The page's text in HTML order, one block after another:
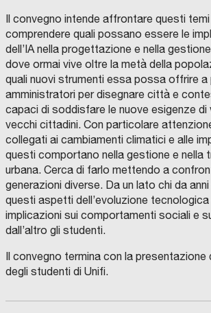
Il convegno intende affrontare questi
comprendere quali possano essere le
dell’IA nella progettazione e nella
dove ormai vive oltre la metà della
quali nuovi strumenti essa possa offrire
amministratori per disegnare città e
capaci di soddisfare le nuove esigenze di
vecchi cittadini. Con particolare
collegati ai cambiamenti climatici e alle
questi comportano nella gestione e nella
urbana. Cerca di farlo mettendo a
generazioni diverse. Da un lato chi da
questi aspetti dell’evoluzione tecnologica
implicazioni sui comportamenti sociali e
dall’altro gli studenti.
Il convegno termina con la
degli studenti di Unifi.